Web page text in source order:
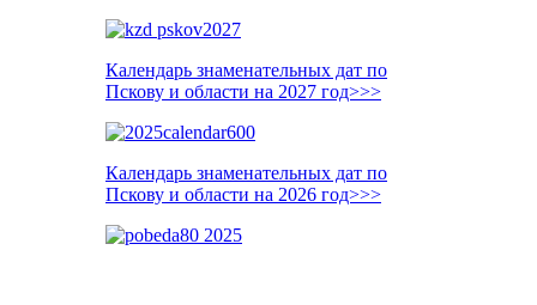
Календарь знаменательных дат по
Пскову и области на 2027 год>>>
Календарь знаменательных дат по
Пскову и области на 2026 год>>>